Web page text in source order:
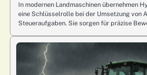
In modernen Landmaschinen übernehmen
eine Schlüsselrolle bei der Umsetzung von
Steueraufgaben. Sie sorgen für präzise